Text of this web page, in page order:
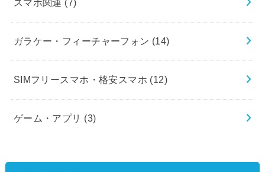
スマホ関連 (7)
ガラケー・フィーチャーフォン (14)
SIMフリースマホ・格安スマホ (12)
ゲーム・アプリ (3)